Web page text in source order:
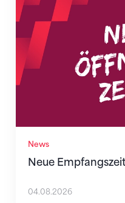
News
Neue
04.08.2026